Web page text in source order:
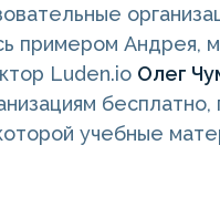
примером Андрея,
Luden.io Олег
учебные